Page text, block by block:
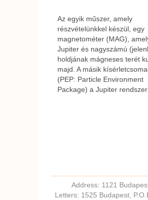
Az egyik műszer, amely
részvételünkkel készül, egy
magnetométer (MAG),
Jupiter és nagyszámú
holdjának mágneses terét
majd. A másik
(PEP: Particle Environment
Package) a Jupiter
Address: 1121
Letters: 1525 Budapest,